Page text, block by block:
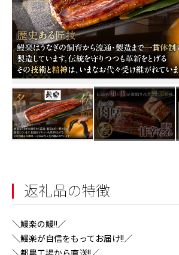
返礼品の特徴
＼鰻楽の鰻!!／
＼鰻楽が自信をもってお届け!!／